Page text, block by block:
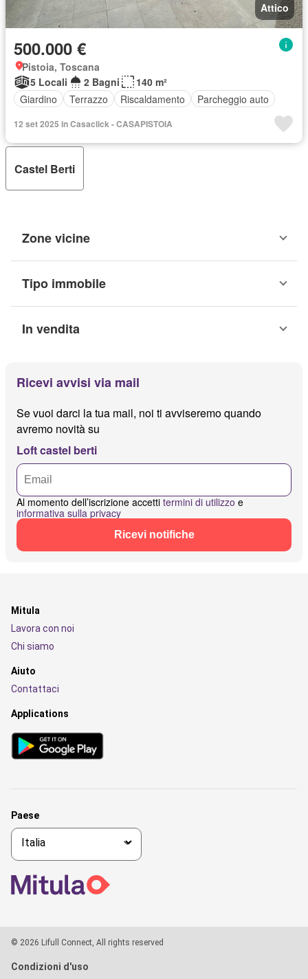
Attico
500.000 €
Pistoia, Toscana
5 Locali
2 Bagni
140 m²
Giardino
Terrazzo Riscaldamento Parcheggio auto
12 set 2025 in Casaclick - CASAPISTOIA
Castel Berti
Zone vicine
Tipo immobile
In vendita
Ricevi avvisi via mail
Se vuoi darci la tua mail, noi ti avviseremo quando
avremo novità su
Loft castel berti
Al momento dell’iscrizione accetti termini di utilizzo e
informativa sulla privacy
Ricevi notifiche
Mitula
Lavora con noi
Chi siamo
Aiuto
Contattaci
Applications
Paese
© 2026 Lifull Connect, All rights reserved
Condizioni d'uso